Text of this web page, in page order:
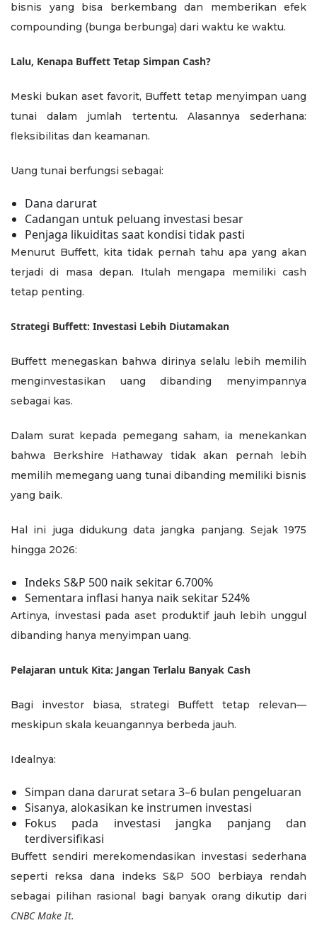
bisnis yang bisa berkembang dan memberikan efek
compounding (bunga berbunga) dari waktu ke waktu.
Lalu, Kenapa Buffett Tetap Simpan Cash?
Meski bukan aset favorit, Buffett tetap menyimpan uang
tunai dalam jumlah tertentu. Alasannya sederhana:
fleksibilitas dan keamanan.
Uang tunai berfungsi sebagai:
Dana darurat
Cadangan untuk peluang investasi besar
Penjaga likuiditas saat kondisi tidak pasti
Menurut Buffett, kita tidak pernah tahu apa yang akan
terjadi di masa depan. Itulah mengapa memiliki cash
tetap penting.
Strategi Buffett: Investasi Lebih Diutamakan
Buffett menegaskan bahwa dirinya selalu lebih memilih
menginvestasikan uang dibanding menyimpannya
sebagai kas.
Dalam surat kepada pemegang saham, ia menekankan
bahwa Berkshire Hathaway tidak akan pernah lebih
memilih memegang uang tunai dibanding memiliki bisnis
yang baik.
Hal ini juga didukung data jangka panjang. Sejak 1975
hingga 2026:
Indeks S&P 500 naik sekitar 6.700%
Sementara inflasi hanya naik sekitar 524%
Artinya, investasi pada aset produktif jauh lebih unggul
dibanding hanya menyimpan uang.
Pelajaran untuk Kita: Jangan Terlalu Banyak Cash
Bagi investor biasa, strategi Buffett tetap relevan—
meskipun skala keuangannya berbeda jauh.
Idealnya:
Simpan dana darurat setara 3–6 bulan pengeluaran
Sisanya, alokasikan ke instrumen investasi
Fokus pada investasi jangka panjang dan
terdiversifikasi
Buffett sendiri merekomendasikan investasi sederhana
seperti reksa dana indeks S&P 500 berbiaya rendah
sebagai pilihan rasional bagi banyak orang dikutip dari
CNBC Make It.